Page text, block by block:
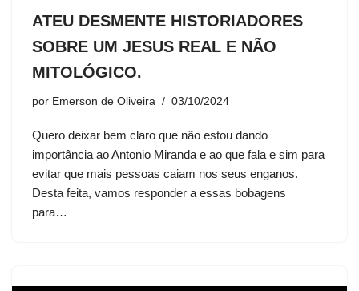
ATEU DESMENTE HISTORIADORES
SOBRE UM JESUS REAL E NÃO
MITOLÓGICO.
por Emerson de Oliveira 03/10/2024
Quero deixar bem claro que não estou dando
importância ao Antonio Miranda e ao que fala e sim para
evitar que mais pessoas caiam nos seus enganos.
Desta feita, vamos responder a essas bobagens
para…